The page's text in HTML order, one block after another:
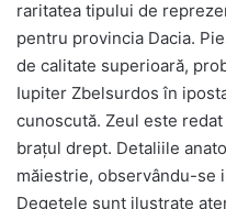
raritatea tipului de
pentru provincia Dacia.
de calitate superioară,
Iupiter Zbelsurdos în
cunoscută. Zeul este
brațul drept. Detaliile
măiestrie, observându-se
Degetele sunt ilustrate